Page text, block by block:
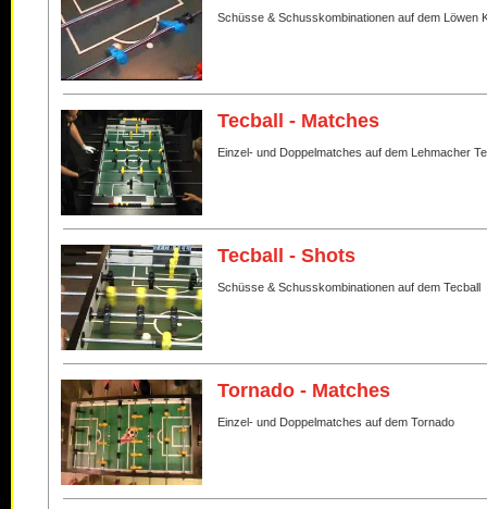
Schüsse & Schusskombinationen auf dem Löwen
Tecball - Matches
Einzel- und Doppelmatches auf dem Lehmacher
Tecball - Shots
Schüsse & Schusskombinationen auf dem Tecball
Tornado - Matches
Einzel- und Doppelmatches auf dem Tornado